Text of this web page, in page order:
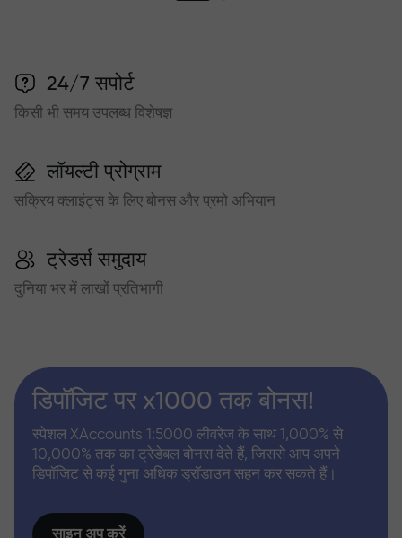
24/7 सपोर्ट
किसी भी समय उपलब्ध विशेषज्ञ
लॉयल्टी प्रोग्राम
सक्रिय क्लाइंट्स के लिए बोनस और प्रमो अभियान
ट्रेडर्स समुदाय
दुनिया भर में लाखों प्रतिभागी
डिपॉजिट पर x1000 तक बोनस!
स्पेशल XAccounts 1:5000 लीवरेज के साथ 1,000% से
10,000% तक का ट्रेडेबल बोनस देते हैं, जिससे आप अपने
डिपॉजिट से कई गुना अधिक ड्रॉडाउन सहन कर सकते हैं।
साइन अप करें